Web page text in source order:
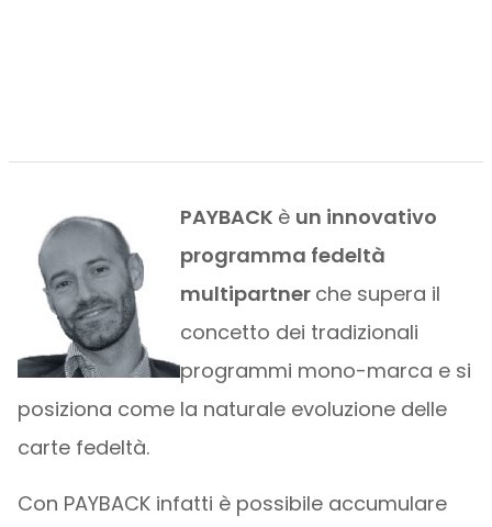
PAYBACK è un innovativo
programma fedeltà
multipartner che supera il
concetto dei tradizionali
programmi mono-marca e si
posiziona come la naturale evoluzione delle
carte fedeltà.
Con PAYBACK infatti è possibile accumulare